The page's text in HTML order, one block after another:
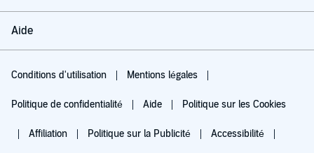
Aide
Conditions d'utilisation Mentions légales
Politique de confidentialité Aide Politique sur les Cookies
Affiliation Politique sur la Publicité Accessibilité